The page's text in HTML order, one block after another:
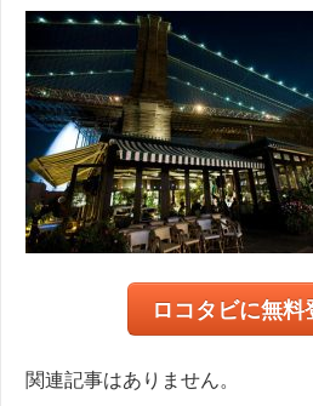
ロコタビに無料
関連記事はありません。